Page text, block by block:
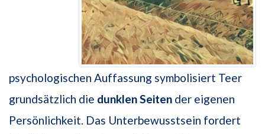
psychologischen Auffassung symbolisiert Teer
grundsätzlich die dunklen Seiten der eigenen
Persönlichkeit. Das Unterbewusstsein fordert